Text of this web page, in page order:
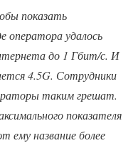
показать
оператора удалось
до 1 Гбит/с. И
4.5G. Сотрудники
таким грешат.
показателя
ему название более